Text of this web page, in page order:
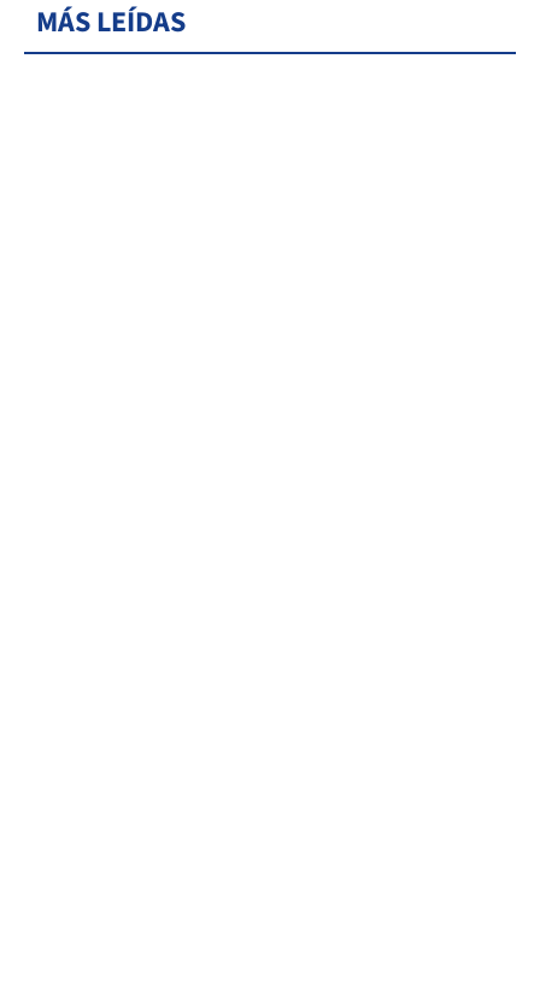
MÁS LEÍDAS